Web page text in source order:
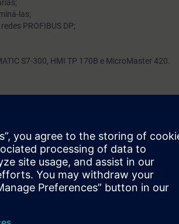
las;
PROFIBUS DP;
S7-300, HMI TP 170B e MicroMaster 420.
S7-300/400 e executa testes em redes de
STSERV1.